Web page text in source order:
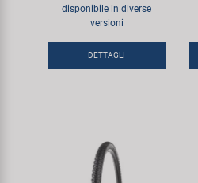
disponibile in diverse
versioni
DETTAGLI